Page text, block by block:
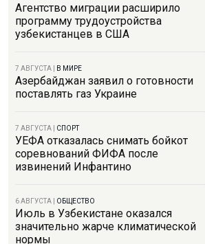
Агентство миграции расширило
программу трудоустройства
узбекистанцев в США
7 АВГУСТА В МИРЕ
Азербайджан заявил о готовности
поставлять газ Украине
7 АВГУСТА СПОРТ
УЕФА отказалась снимать бойкот
соревнований ФИФА после
извинений Инфантино
6 АВГУСТА ОБЩЕСТВО
Июль в Узбекистане оказался
значительно жарче климатической
нормы